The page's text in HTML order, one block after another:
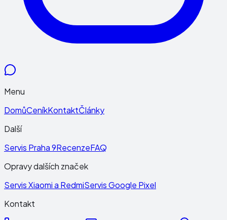
Menu
DomůCeníkKontaktČlánky
Další
Servis Praha 9RecenzeFAQ
Opravy dalších značek
Servis Xiaomi a RedmiServis Google Pixel
Kontakt